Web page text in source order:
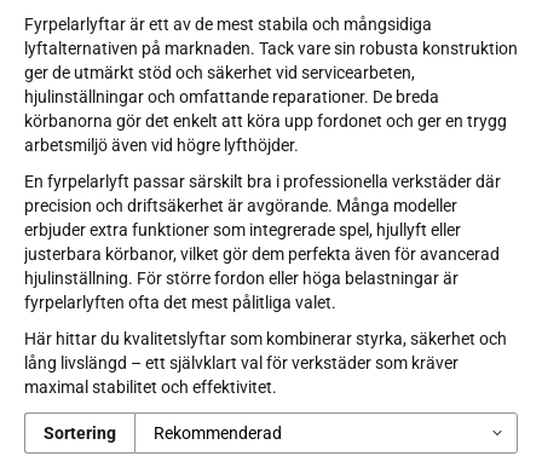
Fyrpelarlyftar är ett av de mest stabila och mångsidiga
lyftalternativen på marknaden. Tack vare sin robusta konstruktion
ger de utmärkt stöd och säkerhet vid servicearbeten,
hjulinställningar och omfattande reparationer. De breda
körbanorna gör det enkelt att köra upp fordonet och ger en trygg
arbetsmiljö även vid högre lyfthöjder.
En fyrpelarlyft passar särskilt bra i professionella verkstäder där
precision och driftsäkerhet är avgörande. Många modeller
erbjuder extra funktioner som integrerade spel, hjullyft eller
justerbara körbanor, vilket gör dem perfekta även för avancerad
hjulinställning. För större fordon eller höga belastningar är
fyrpelarlyften ofta det mest pålitliga valet.
Här hittar du kvalitetslyftar som kombinerar styrka, säkerhet och
lång livslängd – ett självklart val för verkstäder som kräver
maximal stabilitet och effektivitet.
Sortering